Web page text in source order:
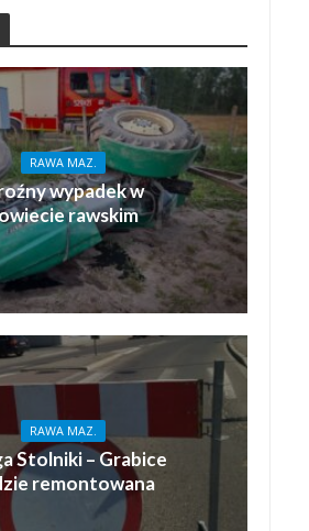
RAWA MAZ.
wypadek w
rawskim
RAWA MAZ.
Stolniki – Grabice
remontowana